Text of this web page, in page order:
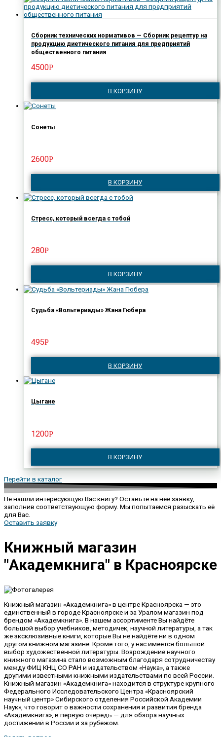
Сборник технических нормативов — Сборник рецептур на
продукцию диетического питания для предприятий
общественного питания
4500Р
В КОРЗИНУ
Сонеты
2600Р
В КОРЗИНУ
Стресс, который всегда с тобой
280Р
В КОРЗИНУ
Судьба «Вольтериады» Жана Гюбера
495Р
В КОРЗИНУ
Цыгане
1200Р
В КОРЗИНУ
Перейти в каталог
Не нашли интересующую Вас книгу? Оставьте на неё заявку,
заполнив соответствующую форму. Мы попытаемся разыскать её
для Вас.
Оставить заявку
Книжный магазин
"Академкнига" в Красноярске
Книжный магазин «Академкнига» в центре Красноярска — это
единственный в городе Красноярске и за Уралом магазин под
брендом «Академкнига». В нашем ассортименте Вы найдёте
большой выбор учебников, методичек, научной литературы, а так
же эксклюзивные книги, которые Вы не найдёте ни в одном
другом книжном магазине. Кроме того, у нас имеется большой
выбор художественной литературы. Возрождение научного
книжного магазина стало возможным благодаря сотрудничеству
между ФИЦ КНЦ СО РАН и издательством «Наука», а также
другими известными книжными издательствами по всей России.
Книжный магазин «Академкнига» находится в структуре крупного
Федерального Исследовательского Центра «Красноярский
научный центр» Сибирского отделения Российской Академии
Наук», что говорит о важности сохранения и развития бренда
«Академкнига», в первую очередь — для обзора научных
достижений в России и за рубежом.